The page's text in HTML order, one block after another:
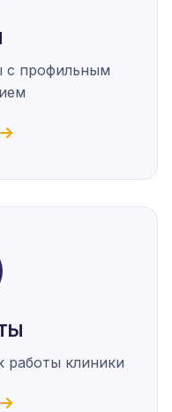
с профильным
работы клиники